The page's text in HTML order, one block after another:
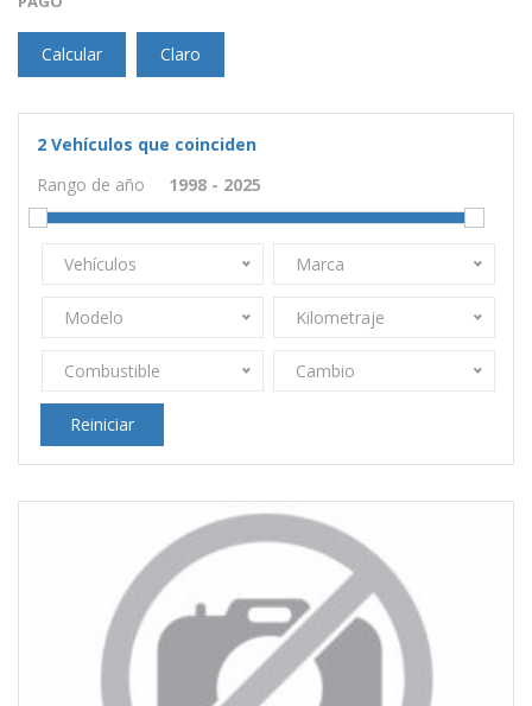
Calcular Claro
2 Vehículos que coinciden
Rango de año
Vehículos Marca
Modelo Kilometraje
Combustible Cambio
Reiniciar